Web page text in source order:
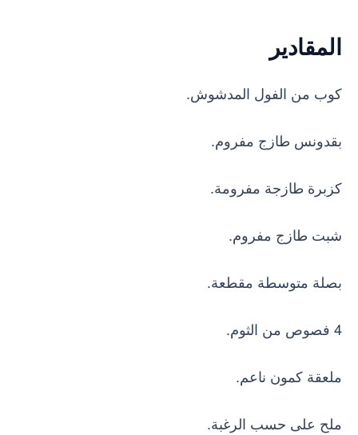
المقادير
كوب من الفول المدشوش.
بقدونس طازج مفروم.
كزبرة طازجة مفرومة.
شبت طازج مفروم.
بصلة متوسطة مقطعة.
4 فصوص من الثوم.
ملعقة كمون ناعم.
ملح على حسب الرغبة.